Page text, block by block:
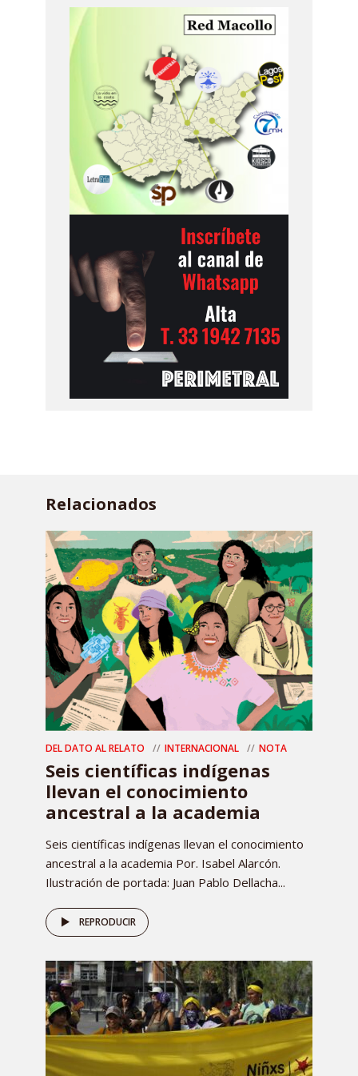
Relacionados
DEL DATO AL RELATO INTERNACIONAL NOTA
Seis científicas indígenas
llevan el conocimiento
ancestral a la academia
Seis científicas indígenas llevan el conocimiento
ancestral a la academia Por. Isabel Alarcón.
Ilustración de portada: Juan Pablo Dellacha...
REPRODUCIR